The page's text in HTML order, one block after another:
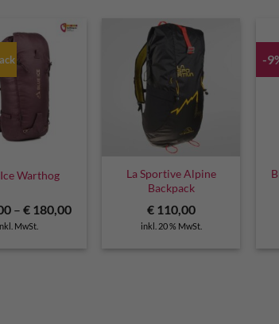
Warthog
–€ 180,00
MwSt.
La Sportive Alpine
Backpack
€110,00
inkl. 20 % MwSt.
-